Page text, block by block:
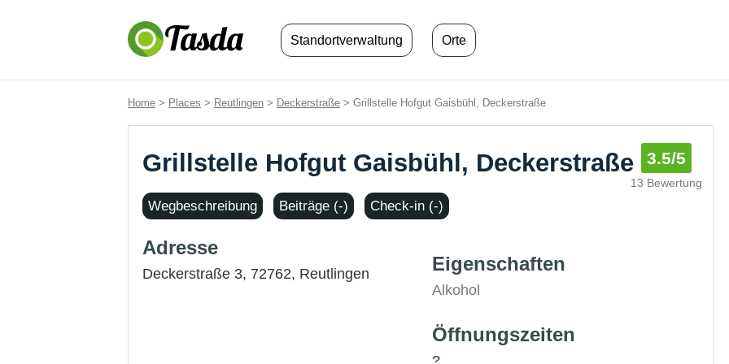
Standortverwaltung Orte
Home > Places > Reutlingen > Deckerstraße > Grillstelle Hofgut Gaisbühl, Deckerstraße
Grillstelle Hofgut Gaisbühl, Deckerstraße 3.5/5
13 Bewertung
Wegbeschreibung Beiträge (-) Check-in (-)
Adresse
Deckerstraße 3, 72762, Reutlingen Eigenschaften
Alkohol
Öffnungszeiten
?